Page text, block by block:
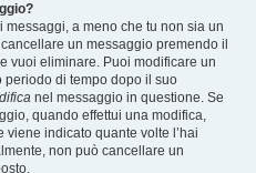
a meno che tu non sia un
un messaggio premendo il
vuoi eliminare. Puoi modificare un
periodo di tempo dopo il suo
nel messaggio in questione. Se
quando effettui una modifica,
indicato quante volte l’hai
non può cancellare un